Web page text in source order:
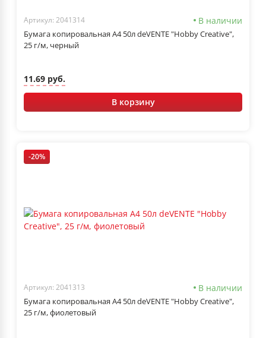
Артикул: 2041314 В наличии
Бумага копировальная А4 50л deVENTE "Hobby Creative",
25 г/м, черный
11.69 руб.
В корзину
-20%
Артикул: 2041313 В наличии
Бумага копировальная А4 50л deVENTE "Hobby Creative",
25 г/м, фиолетовый